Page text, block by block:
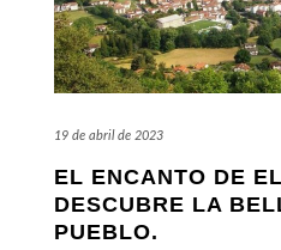
19 de abril de 2023
EL ENCANTO DE
DESCUBRE LA
PUEBLO.